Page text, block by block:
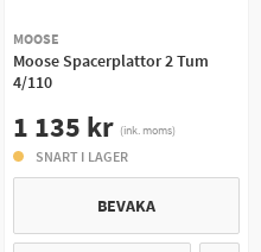
MOOSE
Moose Spacerplattor 2 Tum
4/110
1 135 kr (ink. moms)
SNART I LAGER
BEVAKA